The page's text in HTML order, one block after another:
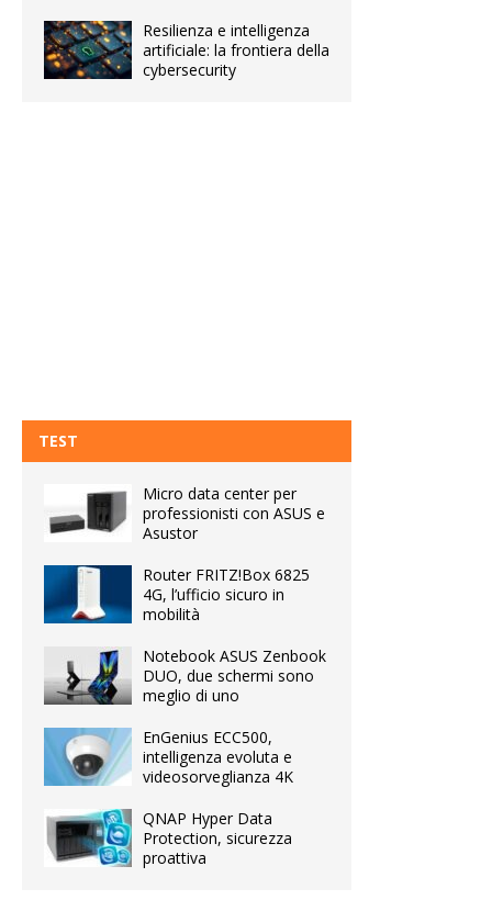
Resilienza e intelligenza
artificiale: la frontiera della
cybersecurity
TEST
Micro data center per
professionisti con ASUS e
Asustor
Router FRITZ!Box 6825
4G, l’ufficio sicuro in
mobilità
Notebook ASUS Zenbook
DUO, due schermi sono
meglio di uno
EnGenius ECC500,
intelligenza evoluta e
videosorveglianza 4K
QNAP Hyper Data
Protection, sicurezza
proattiva